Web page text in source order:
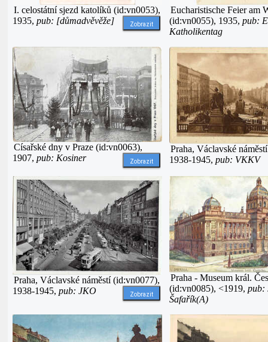
I. celostátní sjezd katolíků (id:vn0053),
1935, pub: [důmadvěvěže] Zobrazit
Eucharistische Feier am
(id:vn0055), 1935, pub:
Katholikentag
Císařské dny v Praze (id:vn0063),
1907, pub: Kosiner Zobrazit
Praha, Václavské
1938-1945, pub: VKKV
Praha, Václavské náměstí (id:vn0077),
1938-1945, pub: JKO Zobrazit
Praha - Museum král.
(id:vn0085), <1919, pub:
Šafařík(A)